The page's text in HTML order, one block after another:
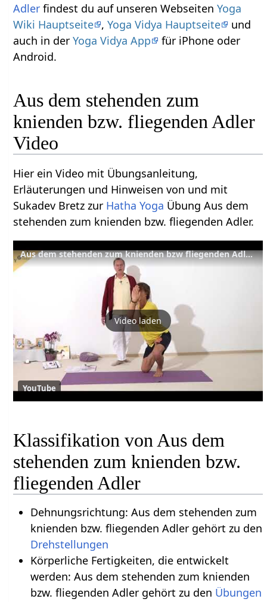
Adler findest du auf unseren WebseitenYoga
Wiki Hauptseite ,Yoga Vidya Hauptseite
und
auch in derYoga Vidya App
für iPhone oder
Android.
Aus dem stehenden zum
knienden bzw. fliegenden Adler
Video
Hier ein Video mit Übungsanleitung,
Erläuterungen und Hinweisen von und mit
Sukadev Bretz zur Hatha Yoga Übung Aus dem
stehenden zum knienden bzw. fliegenden Adler.
Aus dem stehenden zum knienden bzw fliegenden Adler Asanalexikon
Video laden
YouTube
Klassifikation von Aus dem
stehenden zum knienden bzw.
fliegenden Adler
Dehnungsrichtung: Aus dem stehenden zum
knienden bzw. fliegenden Adler gehört zu den
Drehstellungen
Körperliche Fertigkeiten, die entwickelt
werden: Aus dem stehenden zum knienden
bzw. fliegenden Adler gehört zu den Übungen